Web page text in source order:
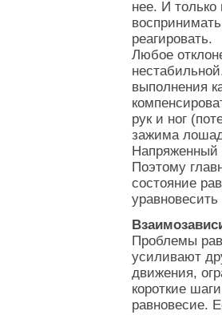
нее. И только
реагировать.
Любое
выполнения
рук и ног
зажима
Напряженный
Поэтому
состояние
Проблемы
усиливают
движения,
короткие
равновесие.